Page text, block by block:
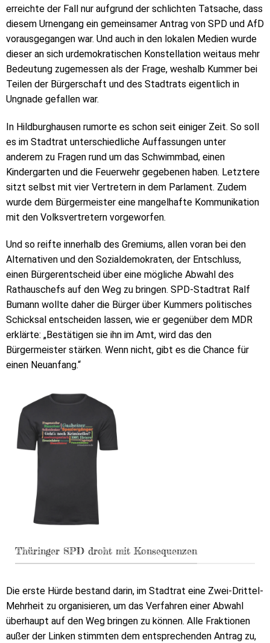
erreichte der Fall nur aufgrund der schlichten Tatsache, dass
diesem Urnengang ein gemeinsamer Antrag von SPD und AfD
vorausgegangen war. Und auch in den lokalen Medien wurde
dieser an sich urdemokratischen Konstellation weitaus mehr
Bedeutung zugemessen als der Frage, weshalb Kummer bei
Teilen der Bürgerschaft und des Stadtrats eigentlich in
Ungnade gefallen war.
In Hildburghausen rumorte es schon seit einiger Zeit. So soll
es im Stadtrat unterschiedliche Auffassungen unter
anderem zu Fragen rund um das Schwimmbad, einen
Kindergarten und die Feuerwehr gegebenen haben. Letztere
sitzt selbst mit vier Vertretern in dem Parlament. Zudem
wurde dem Bürgermeister eine mangelhafte Kommunikation
mit den Volksvertretern vorgeworfen.
Und so reifte innerhalb des Gremiums, allen voran bei den
Alternativen und den Sozialdemokraten, der Entschluss,
einen Bürgerentscheid über eine mögliche Abwahl des
Rathauschefs auf den Weg zu bringen. SPD-Stadtrat Ralf
Bumann wollte daher die Bürger über Kummers politisches
Schicksal entscheiden lassen, wie er gegenüber dem MDR
erklärte: „Bestätigen sie ihn im Amt, wird das den
Bürgermeister stärken. Wenn nicht, gibt es die Chance für
einen Neuanfang.“
Thüringer SPD droht mit Konsequenzen
Die erste Hürde bestand darin, im Stadtrat eine Zwei-Drittel-
Mehrheit zu organisieren, um das Verfahren einer Abwahl
überhaupt auf den Weg bringen zu können. Alle Fraktionen
außer der Linken stimmten dem entsprechenden Antrag zu,